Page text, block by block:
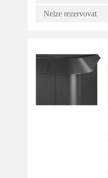
Nelze rezervovat